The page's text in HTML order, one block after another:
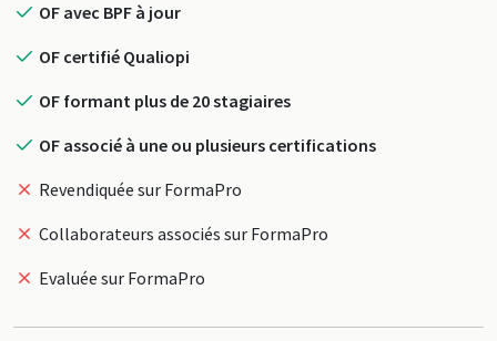
OF avec BPF à jour
OF certifié Qualiopi
OF formant plus de 20 stagiaires
OF associé à une ou plusieurs certifications
Revendiquée sur FormaPro
Collaborateurs associés sur FormaPro
Evaluée sur FormaPro